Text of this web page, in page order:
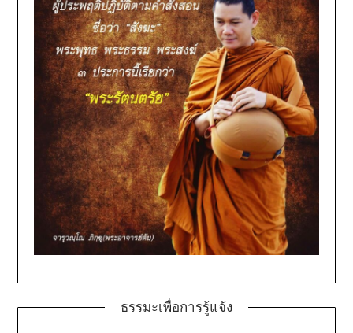
ธรรมะเพื่อการรู้แจ้ง